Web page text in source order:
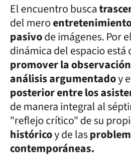
El encuentro busca
del mero
pasivode imágenes. Por
dinámica del espacio está
promover la
análisis argumentadoy
posterior entre los
de manera integral al
"reflejo crítico" de su
históricoy de las
contemporáneas.